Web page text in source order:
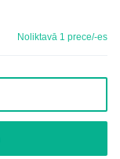
Noliktavā 1 prece/-es